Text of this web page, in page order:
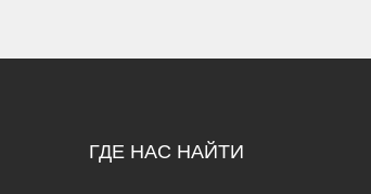
ГДЕ НАС НАЙТИ